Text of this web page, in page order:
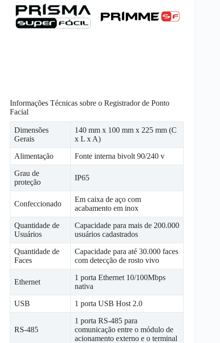
Informações Técnicas sobre o Registrador de Ponto
Facial
Dimensões
Gerais
140 mm x 100 mm x 225 mm (C
x L x A)
Alimentação Fonte interna bivolt 90/240 v
Grau de
proteção
IP65
Confeccionado
Em caixa de aço com
acabamento em inox
Quantidade de
Usuários
Capacidade para mais de 200.000
usuários cadastrados
Quantidade de
Faces
Capacidade para até 30.000 faces
com detecção de rosto vivo
Ethernet
1 porta Ethernet 10/100Mbps
nativa
USB 1 porta USB Host 2.0
RS-485
1 porta RS-485 para
comunicação entre o módulo de
acionamento externo e o terminal